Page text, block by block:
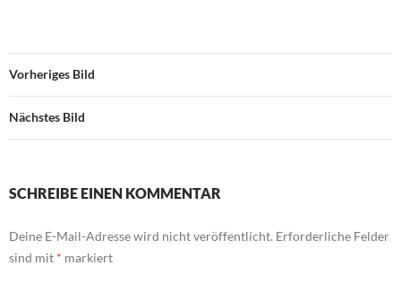
Vorheriges Bild
Nächstes Bild
SCHREIBE EINEN KOMMENTAR
Deine E-Mail-Adresse wird nicht veröffentlicht. Erforderliche Felder
sind mit * markiert